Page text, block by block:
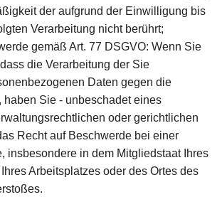
der aufgrund der Einwilligung bis
Verarbeitung nicht berührt;
gemäß Art. 77 DSGVO: Wenn Sie
die Verarbeitung der Sie
Daten gegen die
haben Sie - unbeschadet eines
oder gerichtlichen
Recht auf Beschwerde bei einer
insbesondere in dem Mitgliedstaat Ihres
Arbeitsplatzes oder des Ortes des